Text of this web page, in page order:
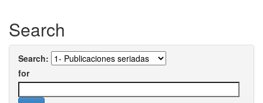
Search
Search:
for